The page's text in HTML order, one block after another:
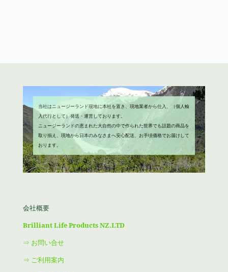
当社はニュージーランド現地に本社を置き、現地業者から仕入、（個人輸
入代行として）発送・運営しております。
ニュージーランドの恵まれた大自然の中で作られた世界でも話題の商品を
取り揃え、現地から日本のみなさまへ安心配送、お手頃価格でお届けして
おります。
会社概要
Brilliant Life Products NZ.LTD
⇒ お問い合せ
⇒ ご利用案内